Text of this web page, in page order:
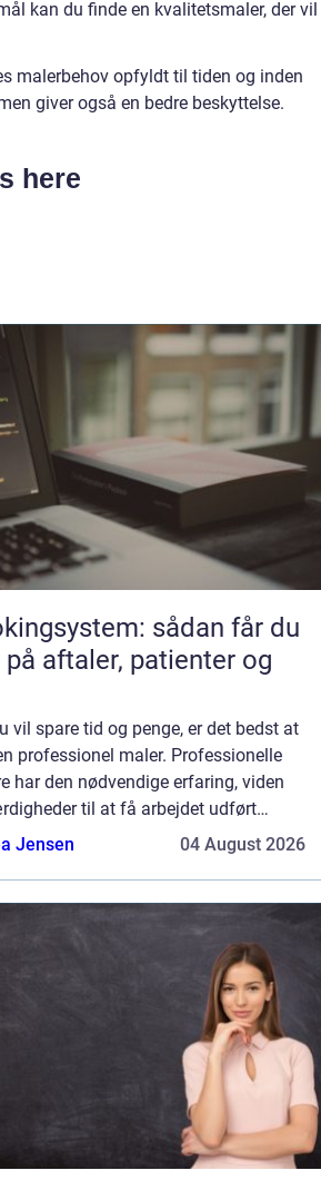
kan du finde en kvalitetsmaler, der vil
malerbehov opfyldt til tiden og inden
giver også en bedre beskyttelse.
here
sådan får du
på aftaler, patienter og
vil spare tid og penge, er det bedst at
professionel maler. Professionelle
har den nødvendige erfaring, viden
til at få arbejdet udført
og effektivt. Ikke alene kan de spare
Jensen 04 August 2026